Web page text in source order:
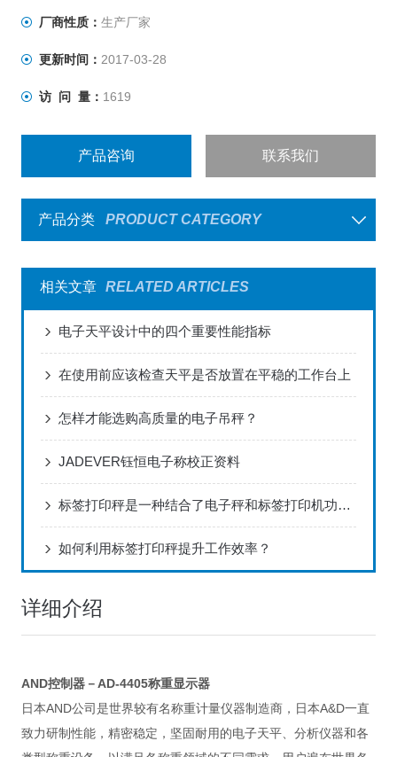
厂商性质： 生产厂家
更新时间： 2017-03-28
访 问 量： 1619
产品咨询 联系我们
产品分类 PRODUCT CATEGORY
相关文章 RELATED ARTICLES
电子天平设计中的四个重要性能指标
在使用前应该检查天平是否放置在平稳的工作台上
怎样才能选购高质量的电子吊秤？
JADEVER钰恒电子称校正资料
标签打印秤是一种结合了电子秤和标签打印机功能的设备
如何利用标签打印秤提升工作效率？
详细介绍
AND控制器－AD-4405称重显示器
日本AND公司是世界较有名称重计量仪器制造商，日本A&D一直
致力研制性能，精密稳定，坚固耐用的电子天平、分析仪器和各